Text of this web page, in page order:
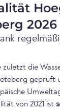
2026
zuletzt die
geprüft
von 2021 ist